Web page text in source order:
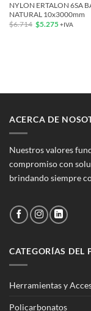
NYLON ERTALON 6SA
NATURAL 10x3000mm
$6.714 El
precio
$5.275El+IVA
ACERCA DE
Nuestros valores
compromiso con
brindando siempre
CATEGORÍAS DEL
Herramientas y
Policarbonatos